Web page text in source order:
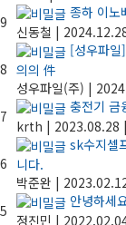
9
종하 이노
신동철 |
8
[성우파일
의의 件
성우파일(주) |
7
충전기 금
krth | 2023.08.28 |
6
sk수지셀
니다.
박준완 |
5
안녕하세
정진민 |